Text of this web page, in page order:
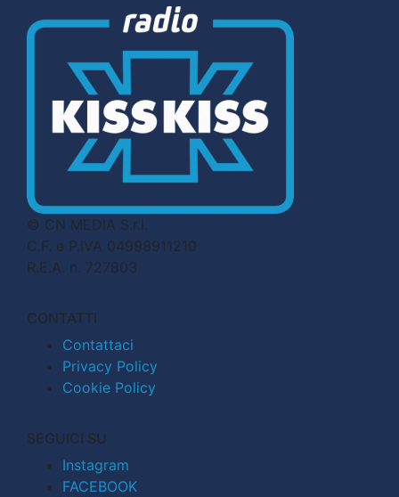
© CN MEDIA S.r.l.
C.F. e P.IVA 04998911210
R.E.A. n. 727803
CONTATTI
Contattaci
Privacy Policy
Cookie Policy
SEGUICI SU
Instagram
FACEBOOK